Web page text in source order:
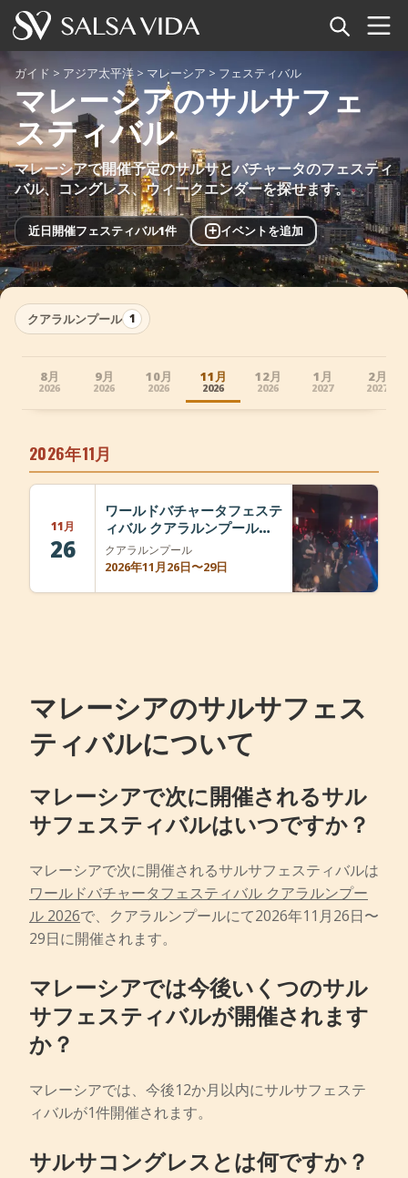
ホーム
イベント
ニュース
記事
動画
サルサ用語集
ショップ
TuneTempo
ガイド > アジア太平洋 > マレーシア > フェスティバル
マレーシアのサルサフェ
スティバル
マレーシアで開催予定のサルサとバチャータのフェスティ
バル、コングレス、ウィークエンダーを探せます。
近日開催フェスティバル1件 + イベントを追加
クアラルンプール 1
8月
2026
9月
2026
10月
2026
11月
2026
12月
2026
1月
2027
2月
2027
2026年11月
11月
26
ワールドバチャータフェステ
ィバル クアラルンプール
2026
クアラルンプール
2026年11月26日〜29日
マレーシアのサルサフェス
ティバルについて
マレーシアで次に開催されるサル
サフェスティバルはいつですか？
マレーシアで次に開催されるサルサフェスティバルは
ワールドバチャータフェスティバル クアラルンプー
ル 2026で、クアラルンプールにて2026年11月26日〜
29日に開催されます。
マレーシアでは今後いくつのサル
サフェスティバルが開催されます
か？
マレーシアでは、今後12か月以内にサルサフェステ
ィバルが1件開催されます。
サルサコングレスとは何ですか？